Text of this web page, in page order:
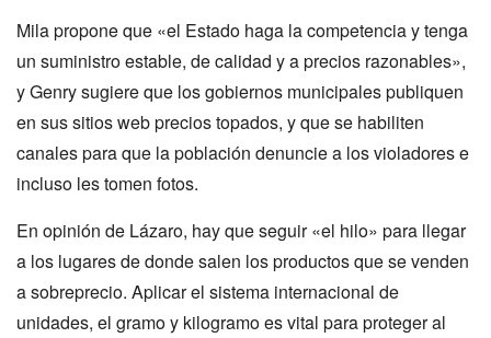
Mila propone que «el Estado haga la competencia y tenga
un suministro estable, de calidad y a precios razonables»,
y Genry sugiere que los gobiernos municipales publiquen
en sus sitios web precios topados, y que se habiliten
canales para que la población denuncie a los violadores e
incluso les tomen fotos.
En opinión de Lázaro, hay que seguir «el hilo» para llegar
a los lugares de donde salen los productos que se venden
a sobreprecio. Aplicar el sistema internacional de
unidades, el gramo y kilogramo es vital para proteger al